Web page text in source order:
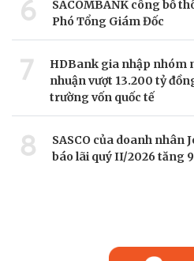
6
SACOMBANK công bố
Phó Tổng Giám Đốc
7
HDBank gia nhập nhóm
nhuận vượt 13.200 tỷ
trường vốn quốc tế
8
SASCO của doanh nhân
báo lãi quý II/2026 tăng